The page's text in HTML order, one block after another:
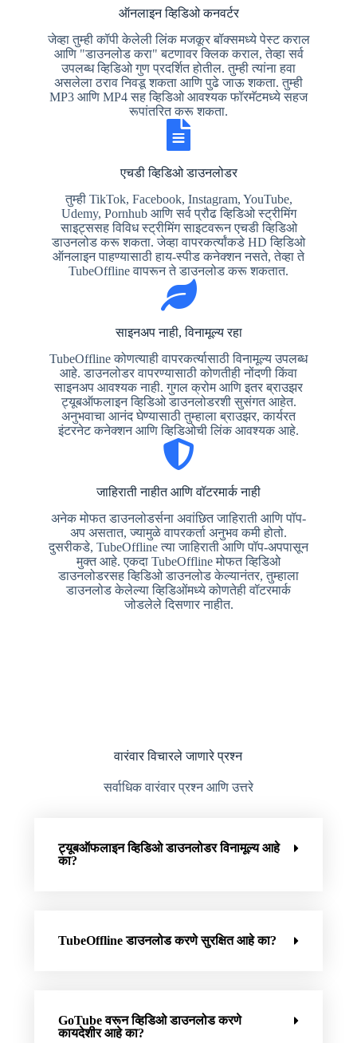
ऑनलाइन व्हिडिओ कनवर्टर
जेव्हा तुम्ही कॉपी केलेली लिंक मजकूर बॉक्समध्ये पेस्ट कराल
आणि "डाउनलोड करा" बटणावर क्लिक कराल, तेव्हा सर्व
उपलब्ध व्हिडिओ गुण प्रदर्शित होतील. तुम्ही त्यांना हवा
असलेला ठराव निवडू शकता आणि पुढे जाऊ शकता. तुम्ही
MP3 आणि MP4 सह व्हिडिओ आवश्यक फॉरमॅटमध्ये सहज
रूपांतरित करू शकता.
एचडी व्हिडिओ डाउनलोडर
तुम्ही TikTok, Facebook, Instagram, YouTube,
Udemy, Pornhub आणि सर्व प्रौढ व्हिडिओ स्ट्रीमिंग
साइट्ससह विविध स्ट्रीमिंग साइटवरून एचडी व्हिडिओ
डाउनलोड करू शकता. जेव्हा वापरकर्त्यांकडे HD व्हिडिओ
ऑनलाइन पाहण्यासाठी हाय-स्पीड कनेक्शन नसते, तेव्हा ते
TubeOffline वापरून ते डाउनलोड करू शकतात.
साइनअप नाही, विनामूल्य रहा
TubeOffline कोणत्याही वापरकर्त्यासाठी विनामूल्य उपलब्ध
आहे. डाउनलोडर वापरण्यासाठी कोणतीही नोंदणी किंवा
साइनअप आवश्यक नाही. गुगल क्रोम आणि इतर ब्राउझर
ट्यूबऑफलाइन व्हिडिओ डाउनलोडरशी सुसंगत आहेत.
अनुभवाचा आनंद घेण्यासाठी तुम्हाला ब्राउझर, कार्यरत
इंटरनेट कनेक्शन आणि व्हिडिओची लिंक आवश्यक आहे.
जाहिराती नाहीत आणि वॉटरमार्क नाही
अनेक मोफत डाउनलोडर्सना अवांछित जाहिराती आणि पॉप-
अप असतात, ज्यामुळे वापरकर्ता अनुभव कमी होतो.
दुसरीकडे, TubeOffline त्या जाहिराती आणि पॉप-अपपासून
मुक्त आहे. एकदा TubeOffline मोफत व्हिडिओ
डाउनलोडरसह व्हिडिओ डाउनलोड केल्यानंतर, तुम्हाला
डाउनलोड केलेल्या व्हिडिओंमध्ये कोणतेही वॉटरमार्क
जोडलेले दिसणार नाहीत.
वारंवार विचारले जाणारे प्रश्न
सर्वाधिक वारंवार प्रश्न आणि उत्तरे
ट्यूबऑफलाइन व्हिडिओ डाउनलोडर विनामूल्य आहे
का?
TubeOffline डाउनलोड करणे सुरक्षित आहे का?
GoTube वरून व्हिडिओ डाउनलोड करणे
कायदेशीर आहे का?